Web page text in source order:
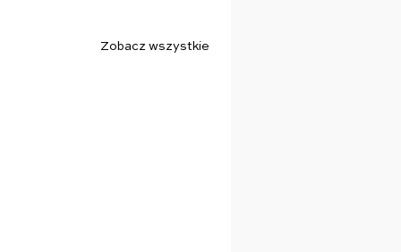
Zobacz wszystkie